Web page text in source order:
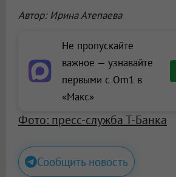
Автор: Ирина Атепаева
Не пропускайте
важное — узнавайте
первыми с Om1 в
«Макс»
Фото: пресс-служба Т-Банка
Сообщить новость